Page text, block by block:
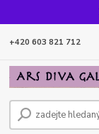
+420 603 821 712